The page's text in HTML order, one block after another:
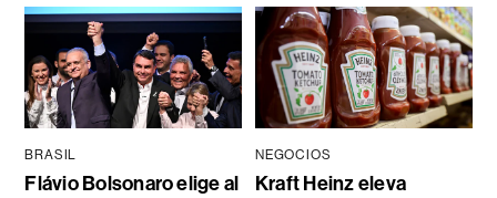
BRASIL
Flávio Bolsonaro elige al
NEGOCIOS
Kraft Heinz eleva